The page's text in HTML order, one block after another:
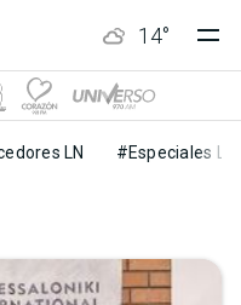
14°
LN #Especiales LN